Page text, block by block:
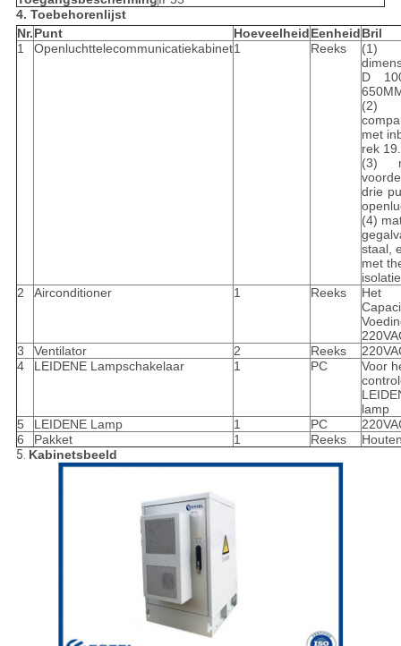
4. Toebehorenlijst
Nr.Punt HoeveelheidEenheidBril
1
Openluchttelecommunicatiekabinet1 Reeks
(1)
D
met
rek 19.
(3)
drie
(4)
staal,
met
2
Airconditioner 1 Reeks
Het
3
Ventilator 2 Reeks
4
LEIDENE Lampschakelaar 1 PC
Voor
lamp
5
LEIDENE Lamp 1 PC
6
Pakket 1 Reeks
5. Kabinetsbeeld